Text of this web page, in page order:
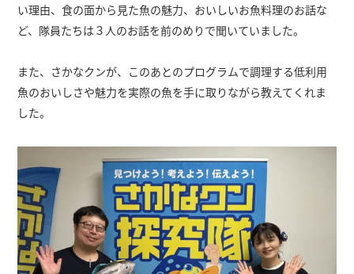
い理由、食の面から見た魚の魅力、おいしいお魚料理のお話な
ど、隊員たちは３人のお話を前のめりで聞いていました。
また、さかなクンが、このあとのプログラムで調理する低利用
魚のおいしさや魅力を実際の魚を手に取りながら教えてくれま
した。